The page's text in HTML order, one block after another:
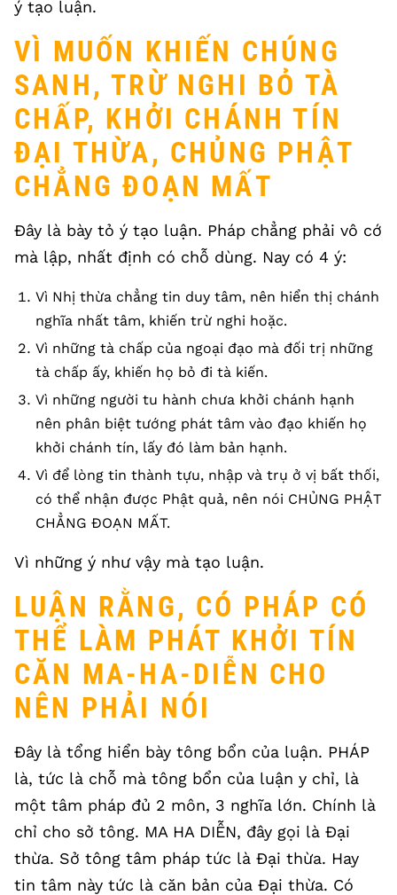
ý tạo luận.
VÌ MUỐN KHIẾN CHÚNG
SANH, TRỪ NGHI BỎ TÀ
CHẤP, KHỞI CHÁNH TÍN
ĐẠI THỪA, CHỦNG PHẬT
CHẲNG ĐOẠN MẤT
Đây là bày tỏ ý tạo luận. Pháp chẳng phải vô cớ
mà lập, nhất định có chỗ dùng. Nay có 4 ý:
Vì Nhị thừa chẳng tin duy tâm, nên hiển thị chánh
nghĩa nhất tâm, khiến trừ nghi hoặc.
Vì những tà chấp của ngoại đạo mà đối trị những
tà chấp ấy, khiến họ bỏ đi tà kiến.
Vì những người tu hành chưa khởi chánh hạnh
nên phân biệt tướng phát tâm vào đạo khiến họ
khởi chánh tín, lấy đó làm bản hạnh.
Vì để lòng tin thành tựu, nhập và trụ ở vị bất thối,
có thể nhận được Phật quả, nên nói CHỦNG PHẬT
CHẲNG ĐOẠN MẤT.
Vì những ý như vậy mà tạo luận.
LUẬN RẰNG, CÓ PHÁP CÓ
THỂ LÀM PHÁT KHỞI TÍN
CĂN MA-HA-DIỄN CHO
NÊN PHẢI NÓI
Đây là tổng hiển bày tông bổn của luận. PHÁP
là, tức là chỗ mà tông bổn của luận y chỉ, là
một tâm pháp đủ 2 môn, 3 nghĩa lớn. Chính là
chỉ cho sở tông. MA HA DIỄN, đây gọi là Đại
thừa. Sở tông tâm pháp tức là Đại thừa. Hay
tin tâm này tức là căn bản của Đại thừa. Có